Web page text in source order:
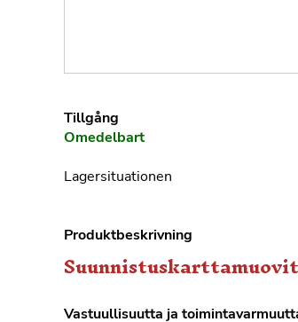
Tillgång
Omedelbart
Lagersituationen
Produktbeskrivning
Vastuullisuutta ja